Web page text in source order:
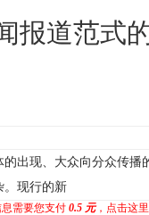
报道范式
现、大众向分众传播
。现行的新
需要您支付 0.5 元，点击这